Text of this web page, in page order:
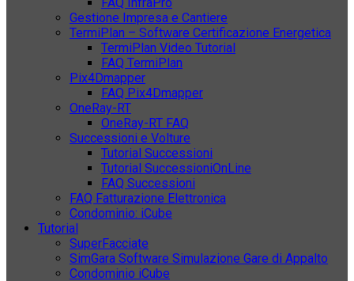
FAQ InfraPro
Gestione Impresa e Cantiere
TermiPlan – Software Certificazione Energetica
TermiPlan Video Tutorial
FAQ TermiPlan
Pix4Dmapper
FAQ Pix4Dmapper
OneRay-RT
OneRay-RT FAQ
Successioni e Volture
Tutorial Successioni
Tutorial SuccessioniOnLine
FAQ Successioni
FAQ Fatturazione Elettronica
Condominio: iCube
Tutorial
SuperFacciate
SimGara Software Simulazione Gare di Appalto
Condominio iCube